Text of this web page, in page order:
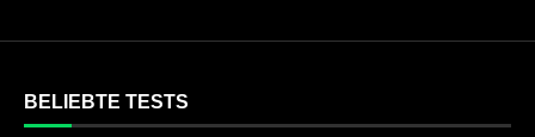
BELIEBTE TESTS